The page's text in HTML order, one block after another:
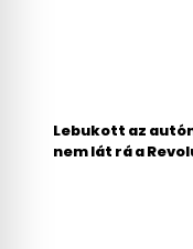
Lebukott az
nem lát rá a